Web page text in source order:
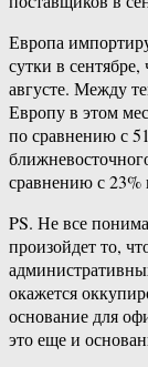
Европа
сутки в
августе. Между
Европу в этом
по сравнению с
сравнению с
PS. Не все
произойдет то,
окажется
основание для
это еще и